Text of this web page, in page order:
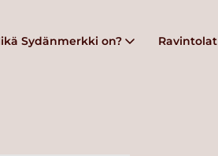
Sydänmerkki on? Ravintolat